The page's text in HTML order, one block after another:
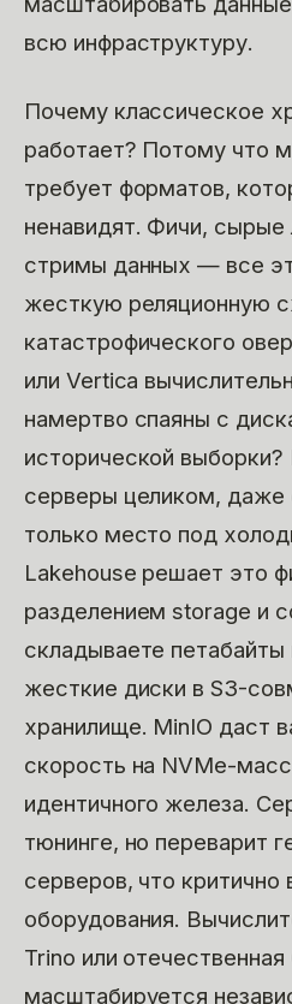
всю инфраструктуру.
Почему классическое
работает? Потому что
требует форматов,
ненавидят. Фичи, сырые
стримы данных — все
жесткую реляционную
катастрофического
или Vertica
намертво спаяны с
исторической
серверы целиком, даже
только место под
Lakehouse решает это
разделением storage и
складываете
жесткие диски в S3-
хранилище. MinIO даст
скорость на NVMe-
идентичного железа.
тюнинге, но переварит
серверов, что критично
оборудования.
Trino или
масштабируется